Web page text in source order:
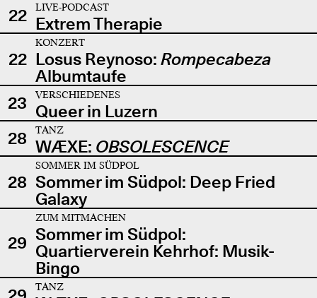
22
LIVE-PODCAST
Extrem Therapie
22
KONZERT
Losus Reynoso: Rompecabeza
Albumtaufe
23
VERSCHIEDENES
Queer in Luzern
28
TANZ
WÆXE: OBSOLESCENCE
28
SOMMER IM SÜDPOL
Sommer im Südpol: Deep Fried
Galaxy
29
ZUM MITMACHEN
Sommer im Südpol:
Quartierverein Kehrhof: Musik-
Bingo
TANZ